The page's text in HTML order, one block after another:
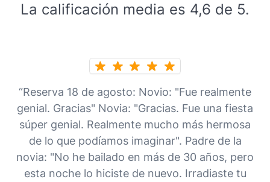
La calificación media es 4,6 de 5.
“Reserva 18 de agosto: Novio: "Fue realmente
genial. Gracias" Novia: "Gracias. Fue una fiesta
súper genial. Realmente mucho más hermosa
de lo que podíamos imaginar". Padre de la
novia: "No he bailado en más de 30 años, pero
esta noche lo hiciste de nuevo. Irradiaste tu